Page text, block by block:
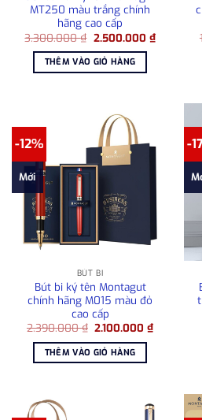
MT250 màu trắng chính
hãng cao cấp
3.300.000₫ Giá
là:
3.300.000 ₫.
2.500.000 ₫Giá
hiện
THÊM VÀO GIỎ HÀNG
-12%
Mới
BÚT BI
Bút bi ký tên Montagut
chính hãng M015 màu đỏ
cao cấp
2.390.000₫ Giá
là:
2.390.000 ₫.
2.100.000₫Giá
hiện
THÊM VÀO GIỎ HÀNG
-